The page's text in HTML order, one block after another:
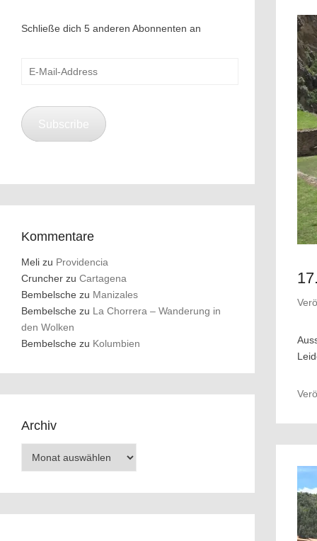
Schließe dich 5 anderen Abonnenten an
Subscribe
Kommentare
Meli zu Providencia
Cruncher zu Cartagena
Bembelsche zu Manizales
Bembelsche zu La Chorrera – Wanderung in
den Wolken
Bembelsche zu Kolumbien
Archiv